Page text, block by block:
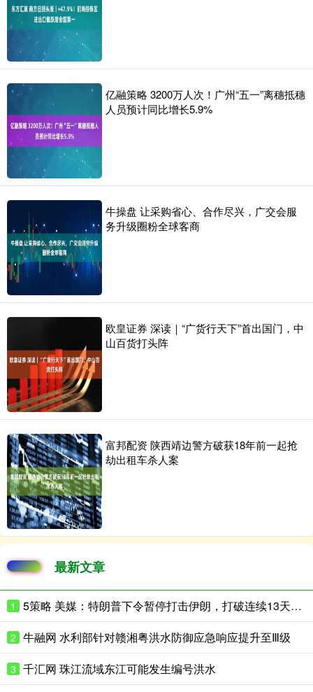
亿融策略 3200万人次！广州“五一”离穗抵穗
人员预计同比增长5.9%
牛操盘 让采购省心、合作尽兴，广交会服
务升级圈粉全球客商
欧皇证券 深读｜“广货行天下”首出国门，中
山百货打头阵
富邦配资 陕西靖边警方破获18年前一起抢
劫出租车杀人案
最新文章
1 5策略 美媒：特朗普下令暂停打击伊朗，打破连续13天对伊空袭局面
2 牛融网 水利部针对赣湘粤洪水防御应急响应提升至Ⅲ级
3 千汇网 珠江流域东江可能发生编号洪水